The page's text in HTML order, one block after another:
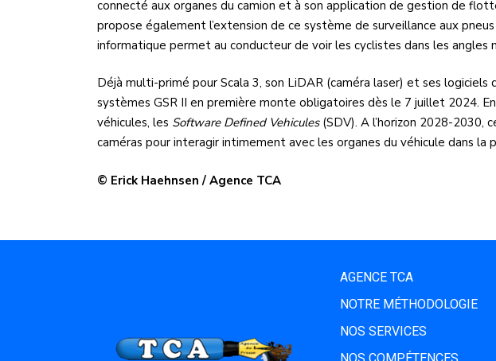
connecté aux organes du camion et à son application de gestion de
propose également l’extension de ce système de surveillance aux
informatique permet au conducteur de voir les cyclistes dans les angles
Déjà multi-primé pour Scala 3, son LiDAR (caméra laser) et ses
systèmes GSR II en première monte obligatoires dès le 7 juillet 2024.
véhicules, les Software Defined Vehicules(SDV). A l’horizon 2028-2030,
caméras pour interagir intimement avec les organes du véhicule dans la
© Erick Haehnsen / Agence TCA
AGENCE TCA
NOTRE MÉTHODOLOGIE
NOS SERVICES